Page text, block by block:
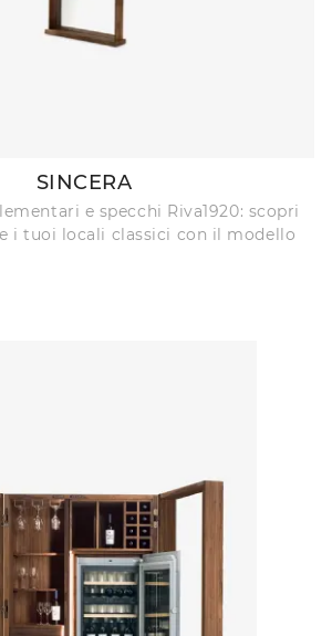
SINCERA
e specchi Riva1920: scopri
i tuoi locali classici con il modello